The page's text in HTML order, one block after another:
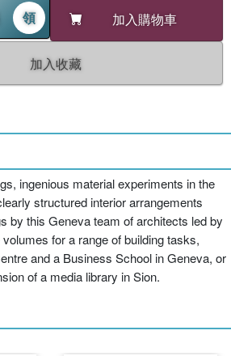
領 加入購物車
加入收藏
ingenious material experiments in the
structured interior arrangements
by this Geneva team of architects led by
for a range of building tasks,
and a Business School in Geneva, or
of a media library in Sion.